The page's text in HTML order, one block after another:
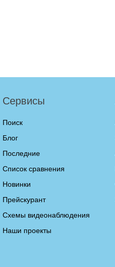
Сервисы
Поиск
Блог
Последние
Список сравнения
Новинки
Прейскурант
Схемы видеонаблюдения
Наши проекты